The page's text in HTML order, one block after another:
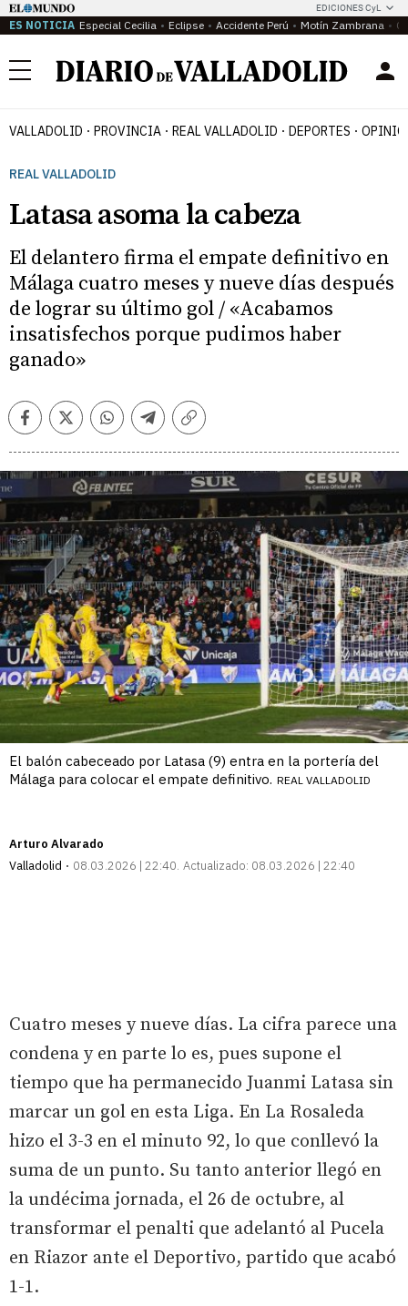
EDICIONES CyL
ES NOTICIA Especial Cecilia Eclipse Accidente Perú Motín Zambrana
Menú
VALLADOLID PROVINCIA REAL VALLADOLID DEPORTES
REAL VALLADOLID
Latasa asoma la cabeza
El delantero firma el empate definitivo en
Málaga cuatro meses y nueve días después
de lograr su último gol / «Acabamos
insatisfechos porque pudimos haber
ganado»
FacebookTwitterWhatsappTelegramCopiar
El balón cabeceado por Latasa (9) entra en la portería del
Málaga para colocar el empate definitivo. REAL VALLADOLID
Arturo Alvarado
Valladolid
08.03.2026 | 22:40 Actualizado: 08.03.2026 | 22:40
Cuatro meses y nueve días. La cifra parece una
condena y en parte lo es, pues supone el
tiempo que ha permanecido Juanmi Latasa sin
marcar un gol en esta Liga. En La Rosaleda
hizo el 3-3 en el minuto 92, lo que conllevó la
suma de un punto. Su tanto anterior llegó en
la undécima jornada, el 26 de octubre, al
transformar el penalti que adelantó al Pucela
en Riazor ante el Deportivo, partido que acabó
1-1.